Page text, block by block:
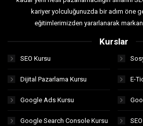
kariyer yolculuğunuzda bir adım öne
eğitimlerimizden yararlanarak
Kurslar
SEO Kursu
Dijital Pazarlama Kursu E-
Google Ads Kursu
Google Search Console Kursu